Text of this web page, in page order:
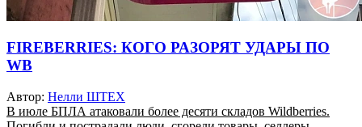
FIREBERRIES: КОГО РАЗОРЯТ УДАРЫ ПО
WB
Автор: Нелли ШТЕХ
В июле БПЛА атаковали более десяти складов Wildberries.